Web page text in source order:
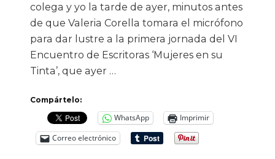
colega y yo la tarde de ayer, minutos antes
de que Valeria Corella tomara el micrófono
para dar lustre a la primera jornada del VI
Encuentro de Escritoras ‘Mujeres en su
Tinta’, que ayer …
Compártelo:
WhatsApp
Imprimir
Correo electrónico